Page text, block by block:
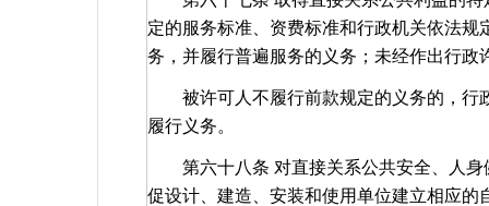
定的服务标准、资费标准和行政机关依法
务，并履行普遍服务的义务；未经作出行
被许可人不履行前款规定的义务的，行
履行义务。
第六十八条 对直接关系公共安全、人身
促设计、建造、安装和使用单位建立相应的